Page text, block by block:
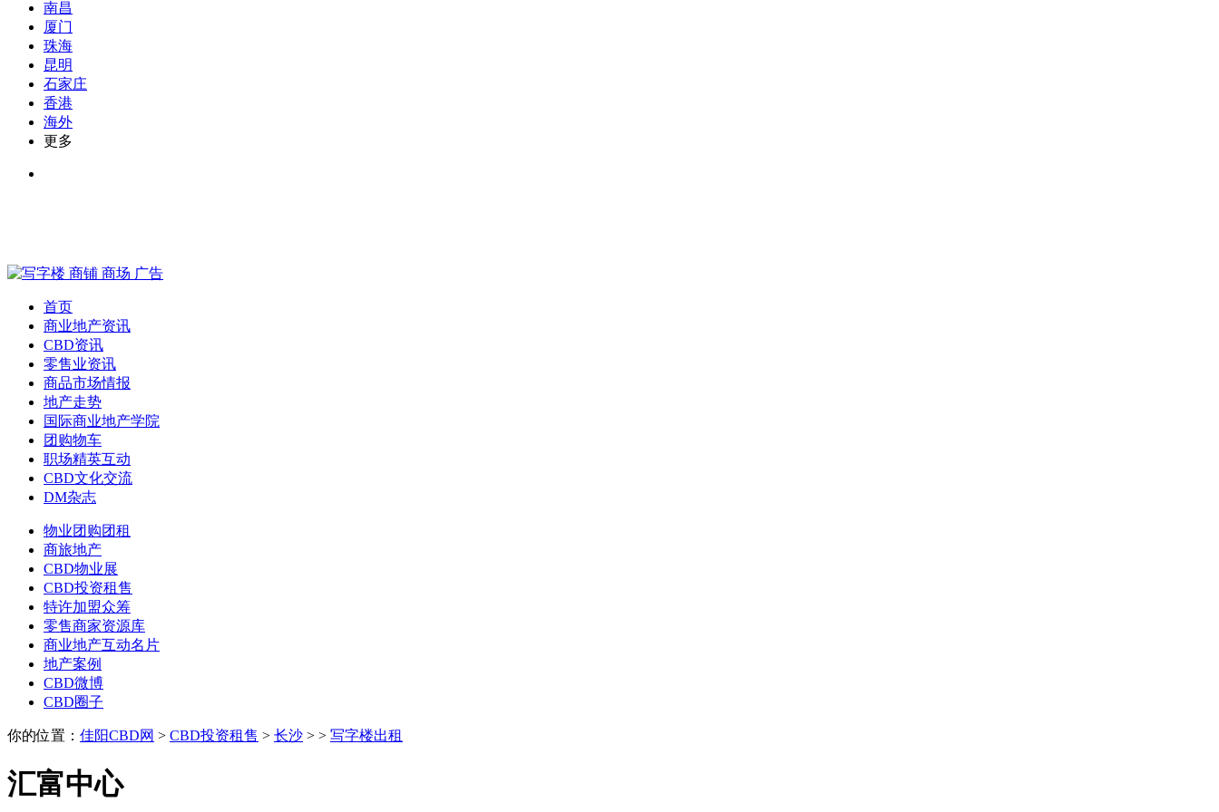
南昌
厦门
珠海
昆明
石家庄
香港
海外
更多
首页
商业地产资讯
CBD资讯
零售业资讯
商品市场情报
地产走势
国际商业地产学院
团购物车
职场精英互动
CBD文化交流
DM杂志
物业团购团租
商旅地产
CBD物业展
CBD投资租售
特许加盟众筹
零售商家资源库
商业地产互动名片
地产案例
CBD微博
CBD圈子
你的位置： 佳阳CBD网 > CBD投资租售 > 长沙 > > 写字楼出租
汇富中心